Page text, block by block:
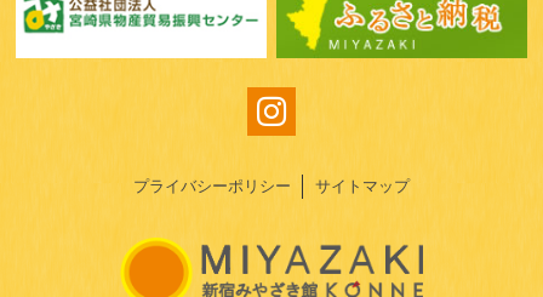
プライバシーポリシー サイトマップ